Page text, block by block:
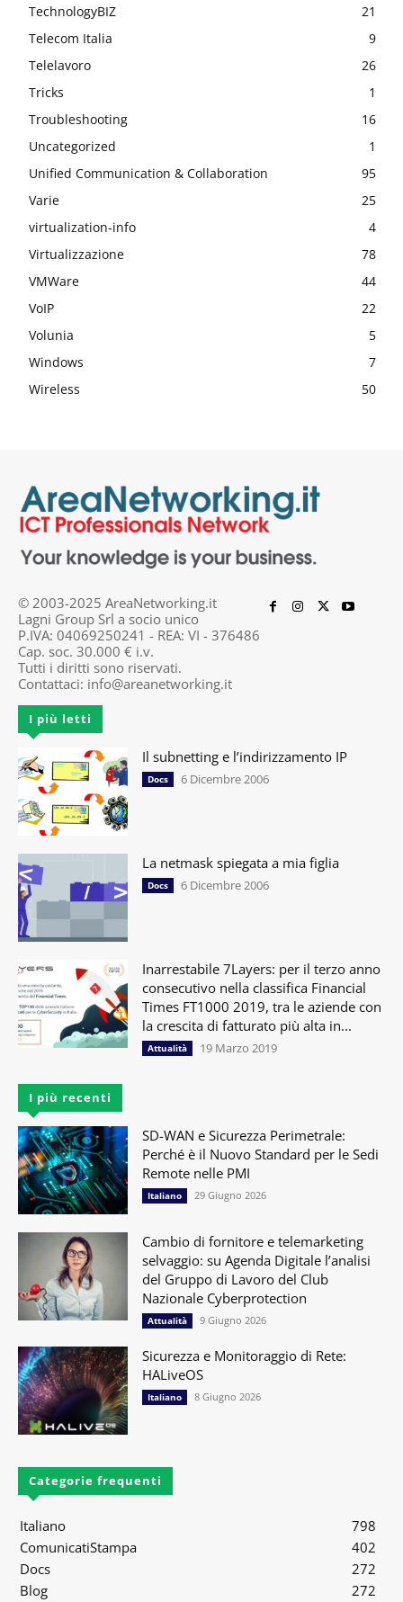
TechnologyBIZ
21
Telecom Italia
9
Telelavoro
26
Tricks
1
Troubleshooting
16
Uncategorized
1
Unified Communication & Collaboration
95
Varie
25
virtualization-info
4
Virtualizzazione
78
VMWare
44
VoIP
22
Volunia
5
Windows
7
Wireless
50
© 2003-2025 AreaNetworking.it
Lagni Group Srl a socio unico
P.IVA: 04069250241 - REA: VI - 376486
Cap. soc. 30.000 € i.v.
Tutti i diritti sono riservati.
Contattaci: info@areanetworking.it
I più letti
Il subnetting e l’indirizzamento IP
Docs 6 Dicembre 2006
La netmask spiegata a mia figlia
Docs 6 Dicembre 2006
Inarrestabile 7Layers: per il terzo anno
consecutivo nella classifica Financial
Times FT1000 2019, tra le aziende con
la crescita di fatturato più alta in...
Attualità 19 Marzo 2019
I più recenti
SD-WAN e Sicurezza Perimetrale:
Perché è il Nuovo Standard per le Sedi
Remote nelle PMI
Italiano 29 Giugno 2026
Cambio di fornitore e telemarketing
selvaggio: su Agenda Digitale l’analisi
del Gruppo di Lavoro del Club
Nazionale Cyberprotection
Attualità 9 Giugno 2026
Sicurezza e Monitoraggio di Rete:
HALiveOS
Italiano 8 Giugno 2026
Categorie frequenti
Italiano
798
ComunicatiStampa
402
Docs
272
Blog
272